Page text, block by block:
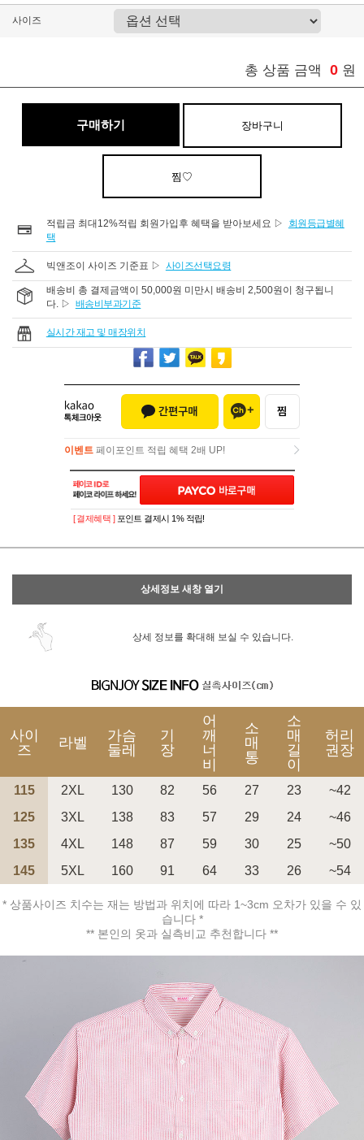
사이즈
총 상품 금액 0 원
구매하기 장바구니
찜♡
적립금 최대12%적립 회원가입후 혜택을 받아보세요 ▷
회원등급별혜
택
빅앤조이 사이즈 기준표 ▷ 사이즈선택요령
배송비 총 결제금액이 50,000원 미만시 배송비 2,500원이 청구됩니
다. ▷ 배송비부과기준
실시간 재고 및 매장위치
이벤트 페이포인트 적립 혜택 2배 UP!
[ 결제혜택 ] 포인트 결제시 1% 적립!
상세정보 새창 열기
상세 정보를 확대해 보실 수 있습니다.
사이
즈
라벨
가슴
둘레
기
장
어
깨
너
비
소
매
통
소
매
길
이
허리
권장
115 2XL 130 82 56 27 23
~42
125
3XL 138 83 57 29 24
~46
135
4XL 148 87 59 30 25
~50
145
5XL 160 91 64 33 26 ~54
* 상품사이즈 치수는 재는 방법과 위치에 따라 1~3cm 오차가 있을 수 있
습니다 *
** 본인의 옷과 실측비교 추천합니다 **